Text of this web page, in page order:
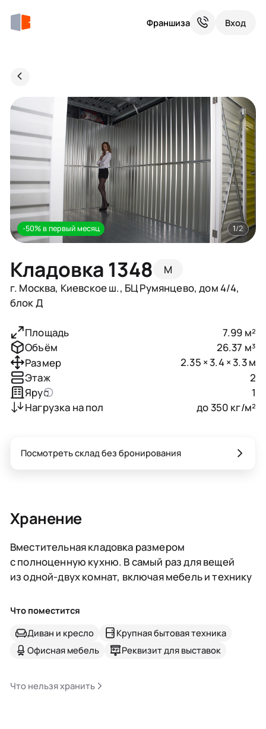
Франшиза Вход
Кладовка 1348
M
г. Москва, Киевское ш., БЦ Румянцево, дом 4/4,
блок Д
-50% в первый месяц 1/2
Площадь
7.99 м²
Объём
26.37 м³
Размер
2.35 × 3.4 × 3.3 м
Этаж
2
Ярус
1
Нагрузка на пол
до 350 кг/м²
Хранение
Вместительная кладовка размером
с полноценную кухню. В самый раз для вещей
из одной-двух комнат, включая мебель и технику
Что поместится
Диван и кресло
Крупная бытовая техника
Офисная мебель
Реквизит для выставок
Что нельзя хранить
Посмотреть склад без бронирования